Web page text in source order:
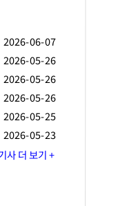
2026-06-07
2026-05-26
2026-05-26
2026-05-26
2026-05-25
2026-05-23
사 더 보기 +